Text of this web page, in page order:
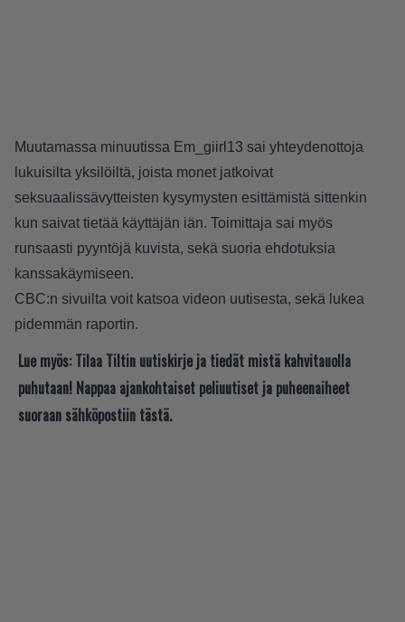
Muutamassa minuutissa Em_giirl13 sai yhteydenottoja
lukuisilta yksilöiltä, joista monet jatkoivat
seksuaalissävytteisten kysymysten esittämistä sittenkin
kun saivat tietää käyttäjän iän. Toimittaja sai myös
runsaasti pyyntöjä kuvista, sekä suoria ehdotuksia
kanssakäymiseen.
CBC:n sivuilta voit katsoa videon uutisesta, sekä lukea
pidemmän raportin.
Lue myös: Tilaa Tiltin uutiskirje ja tiedät mistä kahvitauolla
puhutaan! Nappaa ajankohtaiset peliuutiset ja puheenaiheet
suoraan sähköpostiin tästä.